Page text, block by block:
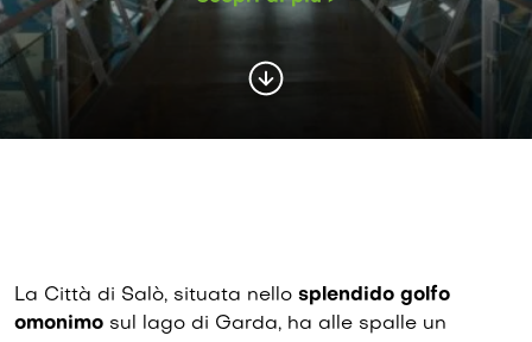
La Città di Salò, situata nello splendido golfo
omonimo sul lago di Garda, ha alle spalle un